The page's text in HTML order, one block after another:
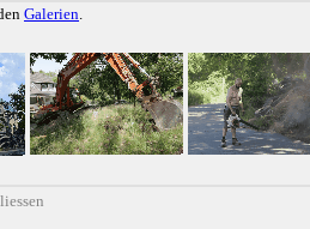
Galerien.